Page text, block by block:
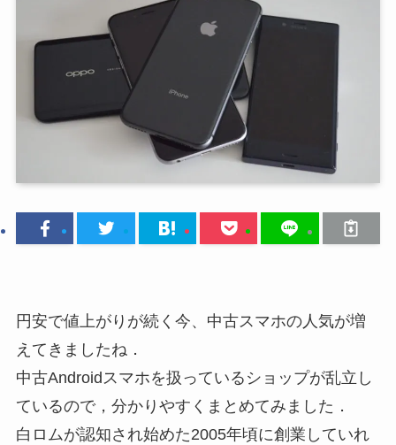
円安で値上がりが続く今、中古スマホの人気が増
えてきましたね．
中古Androidスマホを扱っているショップが乱立し
ているので，分かりやすくまとめてみました．
白ロムが認知され始めた2005年頃に創業していれ